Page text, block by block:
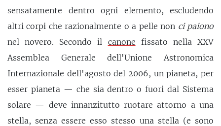
sensatamente dentro ogni elemento, escludendo
altri corpi che razionalmente o a pelle non ci paiono
nel novero. Secondo il canone fissato nella XXV
Assemblea Generale dell'Unione Astronomica
Internazionale dell'agosto del 2006, un pianeta, per
esser pianeta — che sia dentro o fuori dal Sistema
solare — deve innanzitutto ruotare attorno a una
stella, senza essere esso stesso una stella (e sono